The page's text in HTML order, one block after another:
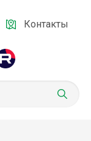
Контакты